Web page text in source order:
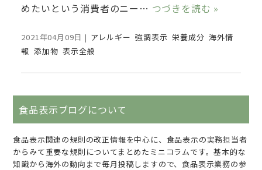
めたいという消費者のニー… つづきを読む »
2021年04月09日 | アレルギー 強調表示 栄養成分 海外情
報 添加物 表示全般
食品表示ブログについて
食品表示関連の規則の改正情報を中心に、食品表示の実務担当者
からみて重要な規則についてまとめたミニコラムです。基本的な
知識から海外の動向まで毎月投稿しますので、食品表示業務の参